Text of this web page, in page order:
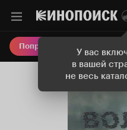
У вас
в вашей
не весь
Попробовать Плюс